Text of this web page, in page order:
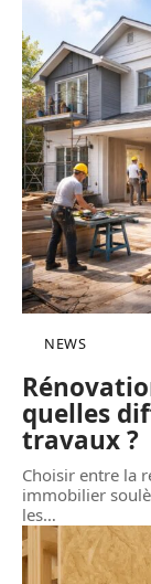
NEWS
quelles
travaux ?
Choisir entre la
immobilier
les…